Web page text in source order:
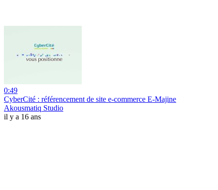
0:49
CyberCité : référencement de site e-commerce E-Majine
Akousmatiq Studio
il y a 16 ans